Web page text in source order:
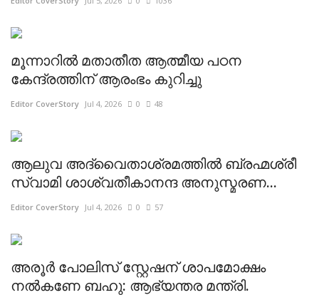
മൂന്നാറിൽ മതാതീത ആത്മീയ പഠന
കേന്ദ്രത്തിന് ആരംഭം കുറിച്ചു
Editor CoverStory Jul 4, 2026 0 48
ആലുവ അദ്വൈതാശ്രമത്തിൽ ബ്രഹ്മശ്രീ
സ്വാമി ശാശ്വതീകാനന്ദ അനുസ്മരണ...
Editor CoverStory Jul 4, 2026 0 57
അരൂർ പോലിസ് സ്റ്റേഷന് ശാപമോക്ഷം
നൽകണേ ബഹു: ആഭ്യന്തര മന്ത്രി.